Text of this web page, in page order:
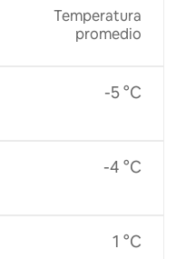
Temperatura
promedio
-5 °C
-4 °C
1 °C